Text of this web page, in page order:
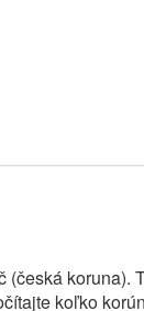
koruna).
koľko